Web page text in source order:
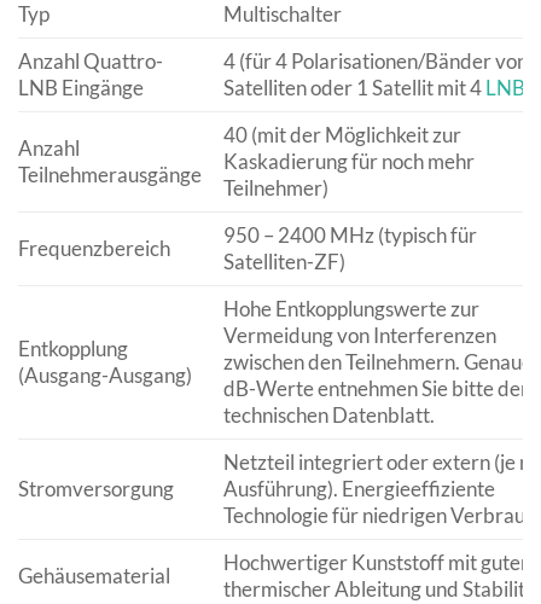
Typ
Multischalter
Anzahl Quattro-
LNB Eingänge
4 (für 4 Polarisationen/Bänder von
Satelliten oder 1 Satellit mit 4LNBs
Anzahl
Teilnehmerausgänge
40 (mit der Möglichkeit zur
Kaskadierung für noch mehr
Teilnehmer)
Frequenzbereich
950 – 2400 MHz (typisch für
Satelliten-ZF)
Entkopplung
(Ausgang-Ausgang)
Hohe Entkopplungswerte zur
Vermeidung von Interferenzen
zwischen den Teilnehmern. Genaue
dB-Werte entnehmen Sie bitte dem
technischen Datenblatt.
Stromversorgung
Netzteil integriert oder extern (je
Ausführung). Energieeffiziente
Technologie für niedrigen
Gehäusematerial
Hochwertiger Kunststoff mit guter
thermischer Ableitung und